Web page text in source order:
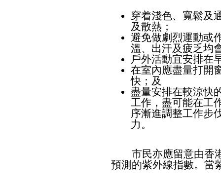
穿着淺色、寬鬆及
及散熱；
避免做劇烈運動或
溫、出汗及疲乏均
戶外活動宜安排在
在室內應盡量打開
快；及
盡量安排在較涼快
工作，盡可能在工
序漸進調整工作步
力。
市民亦應留意由香港
預測的紫外線指數。當